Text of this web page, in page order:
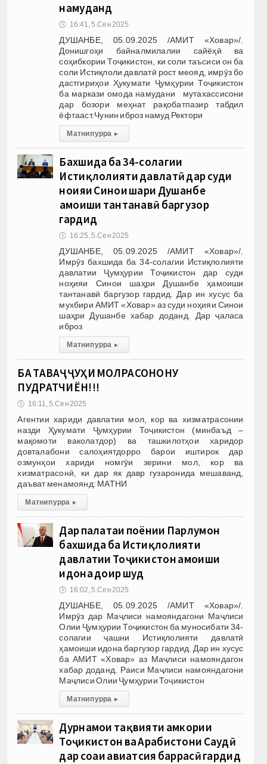
намуданд
🕔 16:41, 5.Сен 2025
ДУШАНБЕ, 05.09.2025 /АМИТ «Ховар»/.
Донишгоҳи байналмилалии сайёҳӣ ва
соҳибкории Тоҷикистон, ки соли таъсиси он ба
соли Истиқлоли давлатӣ рост меояд, имрӯз бо
дастгириҳои Ҳукумати Ҷумҳурии Тоҷикистон
ба маркази омода намудани мутахассисони
дар бозори меҳнат рақобатпазир табдил
ёфтааст.Чунин иброз намуд Ректори
Матни пурра ▸
Бахшида ба 34-солагии
Истиқлолияти давлатӣ дар суди
ноҳияи Синои шаҳри Душанбе
ҳамоиши тантанавӣ баргузор
гардид
🕔 16:25, 5.Сен 2025
ДУШАНБЕ, 05.09.2025 /АМИТ «Ховар»/.
Имрӯз бахшида ба 34-солагии Истиқлолияти
давлатии Ҷумҳурии Тоҷикистон дар суди
ноҳияи Синои шаҳри Душанбе ҳамоиши
тантанавӣ баргузор гардид. Дар ин хусус ба
мухбири АМИТ «Ховар» аз суди ноҳияи Синои
шаҳри Душанбе хабар доданд. Дар ҷаласа
иброз
Матни пурра ▸
БА ТАВАҶҶУҲИ МОЛРАСОНОНУ
ПУДРАТЧИЁН!!!
🕔 16:11, 5.Сен 2025
Агентии хариди давлатии мол, кор ва хизматрасонии
назди Ҳукумати Ҷумҳурии Тоҷикистон (минбаъд –
мақомоти ваколатдор) ва ташкилотҳои харидор
довталабони салоҳиятдорро барои иштирок дар
озмунҳои хариди номгӯи зерини мол, кор ва
хизматрасонӣ, ки дар як давр гузаронида мешаванд,
даъват менамоянд: МАТНИ
Матни пурра ▸
Дар палатаи поёнии Парлумон
бахшида ба Истиқлолияти
давлатии Тоҷикистон ҳамоиши
идона доир шуд
🕔 16:02, 5.Сен 2025
ДУШАНБЕ, 05.09.2025 /АМИТ «Ховар»/.
Имрӯз дар Маҷлиси намояндагони Маҷлиси
Олии Ҷумҳурии Тоҷикистон ба муносибати 34-
солагии ҷашни Истиқлолияти давлатӣ
ҳамоиши идона баргузор гардид. Дар ин хусус
ба АМИТ «Ховар» аз Маҷлиси намояндагон
хабар доданд. Раиси Маҷлиси намояндагони
Маҷлиси Олии Ҷумҳурии Тоҷикистон
Матни пурра ▸
Дурнамои тақвияти ҳамкории
Тоҷикистон ва Арабистони Саудӣ
дар соҳаи авиатсия баррасӣ гардид